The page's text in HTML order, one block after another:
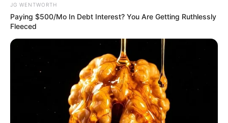
JG WENTWORTH
Paying $500/Mo In Debt Interest? You Are Getting Ruthlessly
Fleeced